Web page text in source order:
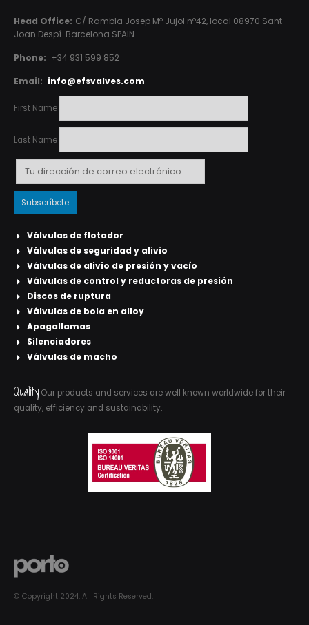
Head Office: C/ Rambla Josep Mº Jujol nº42, local 08970 Sant
Joan Despí. Barcelona SPAIN
Phone: +34 931 599 852
Email: info@efsvalves.com
First Name
Last Name
Válvulas de flotador
Válvulas de seguridad y alivio
Válvulas de alivio de presión y vacío
Válvulas de control y reductoras de presión
Discos de ruptura
Válvulas de bola en alloy
Apagallamas
Silenciadores
Válvulas de macho
Quality Our products and services are well known worldwide for their
quality, efficiency and sustainability.
© Copyright 2024. All Rights Reserved.